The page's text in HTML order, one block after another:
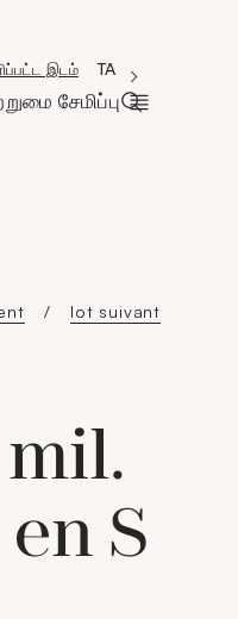
இடம் 'Choisir une
La langue
TA
சேமிப்பு
lot suivant
S